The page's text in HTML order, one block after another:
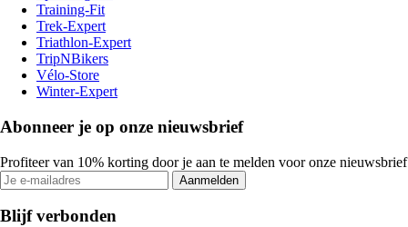
Training-Fit
Trek-Expert
Triathlon-Expert
TripNBikers
Vélo-Store
Winter-Expert
Abonneer je op onze nieuwsbrief
Profiteer van 10% korting door je aan te melden voor onze nieuwsbrief
Aanmelden
Blijf verbonden